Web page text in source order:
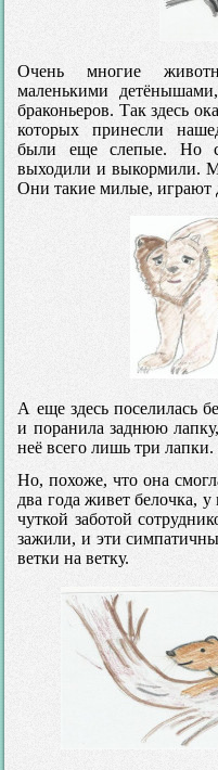
Очень многие
маленькими
браконьеров. Так здесь
которых принесли
были еще слепые. Но
выходили и выкормили.
Они такие милые, играют
А еще здесь поселилась
и поранила заднюю
неё всего лишь три лапки.
Но, похоже, что она
два года живет белочка,
чуткой заботой
зажили, и эти
ветки на ветку.